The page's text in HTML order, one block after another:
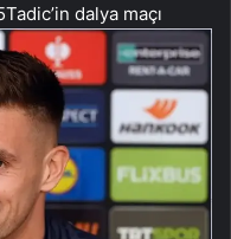
Tadic’in dalya maçı